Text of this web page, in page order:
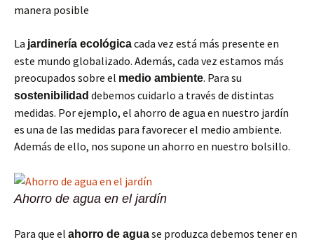
manera posible
La jardinería ecológicacada vez está más presente en
este mundo globalizado. Además, cada vez estamos más
preocupados sobre el medio ambiente. Para su
sostenibilidad debemos cuidarlo a través de distintas
medidas. Por ejemplo, el ahorro de agua en nuestro jardín
es una de las medidas para favorecer el medio ambiente.
Además de ello, nos supone un ahorro en nuestro bolsillo.
Ahorro de agua en el jardín
Para que el ahorro de aguase produzca debemos tener en